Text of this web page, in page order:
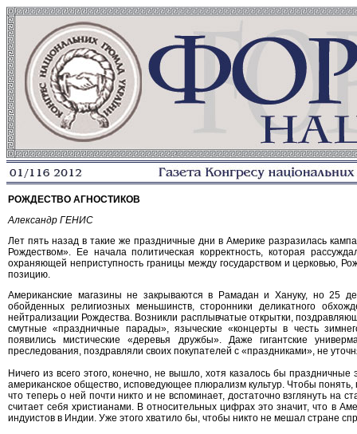
РОЖДЕСТВО АГНОСТИКОВ
Александр ГЕНИС
Лет пять назад в такие же праздничные дни в Америке разразилась
Рождеством». Ее начала политическая корректность, которая
охраняющей неприступность границы между государством и церковью,
позицию.
Американские магазины не закрываются в Рамадан и Хануку, но 25
обойденных религиозных меньшинств, сторонники деликатного
нейтрализации Рождества. Возникли расплывчатые открытки,
смутные «праздничные парады», языческие «концерты в честь
появились мистические «деревья дружбы». Даже гигантские
преследования, поздравляли своих покупателей с «праздниками», не
Ничего из всего этого, конечно, не вышло, хотя казалось бы
американское общество, исповедующее плюрализм культур. Чтобы понять,
что теперь о ней почти никто и не вспоминает, достаточно взглянуть на
считает себя христианами. В относительных цифрах это значит, что в
индуистов в Индии. Уже этого хватило бы, чтобы никто не мешал стране